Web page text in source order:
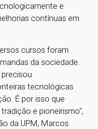
e
contínuas em
cursos foram
da sociedade.
precisou
tecnológicas
É por isso que
e pioneirismo",
da UPM, Marcos